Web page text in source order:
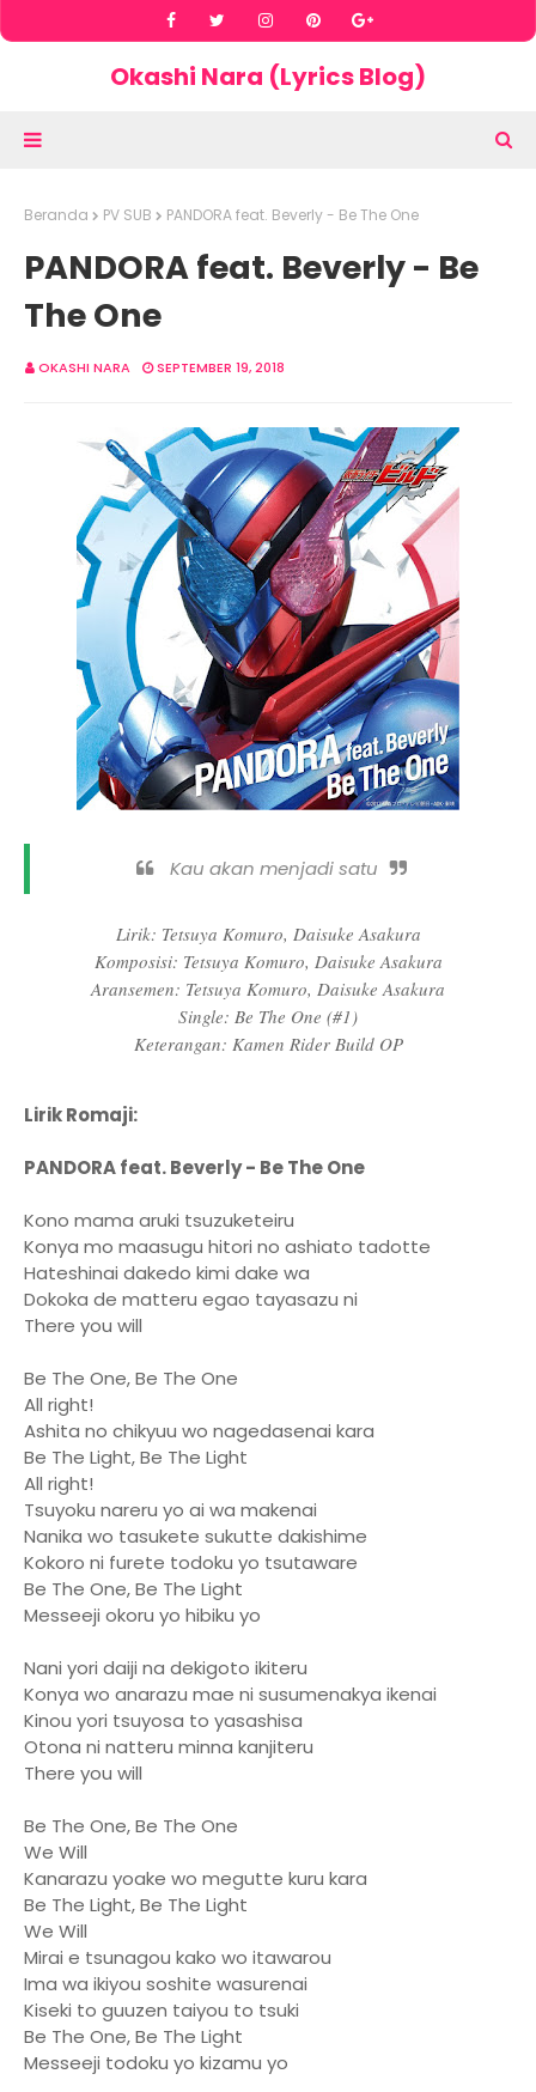
Okashi Nara (Lyrics Blog)
Beranda PV SUB PANDORA feat. Beverly - Be The One
PANDORA feat. Beverly - Be
The One
OKASHI NARA SEPTEMBER 19, 2018
Kau akan menjadi satu
Lirik: Tetsuya Komuro, Daisuke Asakura
Komposisi: Tetsuya Komuro, Daisuke Asakura
Aransemen: Tetsuya Komuro, Daisuke Asakura
Single: Be The One (#1)
Keterangan: Kamen Rider Build OP
Lirik Romaji:
PANDORA feat. Beverly - Be The One
Kono mama aruki tsuzuketeiru
Konya mo maasugu hitori no ashiato tadotte
Hateshinai dakedo kimi dake wa
Dokoka de matteru egao tayasazu ni
There you will
Be The One, Be The One
All right!
Ashita no chikyuu wo nagedasenai kara
Be The Light, Be The Light
All right!
Tsuyoku nareru yo ai wa makenai
Nanika wo tasukete sukutte dakishime
Kokoro ni furete todoku yo tsutaware
Be The One, Be The Light
Messeeji okoru yo hibiku yo
Nani yori daiji na dekigoto ikiteru
Konya wo anarazu mae ni susumenakya ikenai
Kinou yori tsuyosa to yasashisa
Otona ni natteru minna kanjiteru
There you will
Be The One, Be The One
We Will
Kanarazu yoake wo megutte kuru kara
Be The Light, Be The Light
We Will
Mirai e tsunagou kako wo itawarou
Ima wa ikiyou soshite wasurenai
Kiseki to guuzen taiyou to tsuki
Be The One, Be The Light
Messeeji todoku yo kizamu yo